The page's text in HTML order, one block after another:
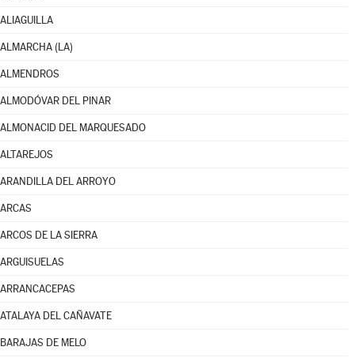
ALIAGUILLA
ALMARCHA (LA)
ALMENDROS
ALMODÓVAR DEL PINAR
ALMONACID DEL MARQUESADO
ALTAREJOS
ARANDILLA DEL ARROYO
ARCAS
ARCOS DE LA SIERRA
ARGUISUELAS
ARRANCACEPAS
ATALAYA DEL CAÑAVATE
BARAJAS DE MELO